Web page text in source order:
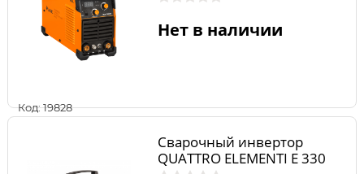
Код: 19828
Нет в наличии
Сварочный инвертор
QUATTRO ELEMENTI E 330